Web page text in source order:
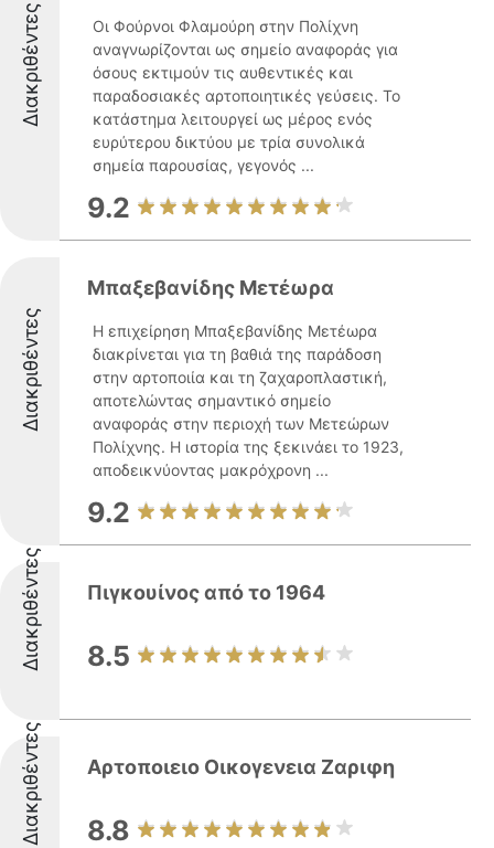
Διακριθέντες
Οι Φούρνοι Φλαμούρη στην Πολίχνη
αναγνωρίζονται ως σημείο αναφοράς για
όσους εκτιμούν τις αυθεντικές και
παραδοσιακές αρτοποιητικές γεύσεις. Το
κατάστημα λειτουργεί ως μέρος ενός
ευρύτερου δικτύου με τρία συνολικά
σημεία παρουσίας, γεγονός ...
9.2
Διακριθέντες
Μπαξεβανίδης Μετέωρα
Η επιχείρηση Μπαξεβανίδης Μετέωρα
διακρίνεται για τη βαθιά της παράδοση
στην αρτοποιία και τη ζαχαροπλαστική,
αποτελώντας σημαντικό σημείο
αναφοράς στην περιοχή των Μετεώρων
Πολίχνης. Η ιστορία της ξεκινάει το 1923,
αποδεικνύοντας μακρόχρονη ...
9.2
Διακριθέντες Πιγκουίνος από το 1964
8.5
Διακριθέντες Αρτοποιειο Οικογενεια Ζαριφη
8.8